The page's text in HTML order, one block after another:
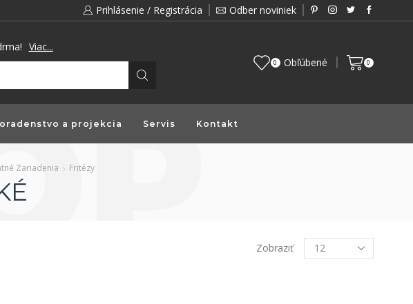
Prihlásenie / Registrácia Odber noviniek
Viac...
0 Obľúbené 0
a projekcia Servis Kontakt
Zariadenia Fritézy
Zobraziť